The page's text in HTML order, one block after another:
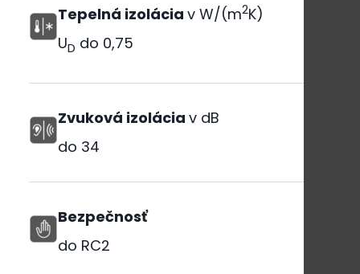
Tepelná izolácia v W/(m2K)
UD do 0,75
Zvuková izolácia v dB
do 34
Bezpečnosť
do RC2